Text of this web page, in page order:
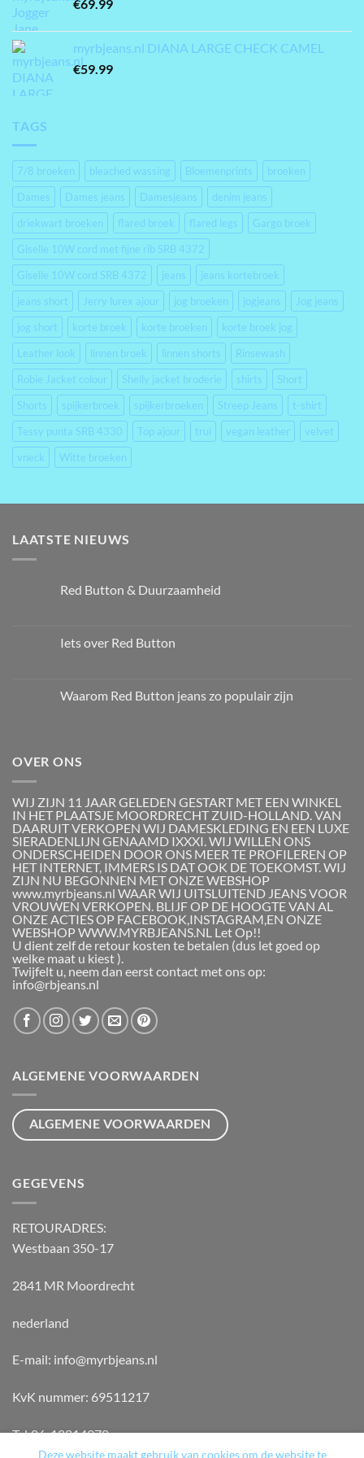
€69.99
myrbjeans.nl DIANA LARGE CHECK CAMEL
€59.99
TAGS
7/8 broeken bleached wassing Bloemenprints
broeken
Dames
Dames jeans Damesjeans
denim jeans
driekwart broeken
flared broek flared legs
Gargo broek
Giselle 10W cord met fijne rib SRB 4372
Giselle 10W cord SRB 4372
jeans
jeans kortebroek
jeans short
Jerry lurex ajour jog broeken jogjeans
Jog jeans
jog short
korte broek korte broeken
korte broek jog
Leather look
linnen broek linnen shorts
Rinsewash
Robie Jacket colour
Shelly jacket broderie shirts
Short
Shorts
spijkerbroek spijkerbroeken Streep Jeans
t-shirt
Tessy punta SRB 4330
Top ajour trui vegan leather
velvet
vneck
Witte broeken
LAATSTE NIEUWS
Red Button & Duurzaamheid
Iets over Red Button
Waarom Red Button jeans zo populair zijn
OVER ONS
WIJ ZIJN 11 JAAR GELEDEN GESTART MET EEN WINKEL
IN HET PLAATSJE MOORDRECHT ZUID-HOLLAND. VAN
DAARUIT VERKOPEN WIJ DAMESKLEDING EN EEN LUXE
SIERADENLIJN GENAAMD IXXXI. WIJ WILLEN ONS
ONDERSCHEIDEN DOOR ONS MEER TE PROFILEREN OP
HET INTERNET, IMMERS IS DAT OOK DE TOEKOMST. WIJ
ZIJN NU BEGONNEN MET ONZE WEBSHOP
www.myrbjeans.nl WAAR WIJ UITSLUITEND JEANS VOOR
VROUWEN VERKOPEN. BLIJF OP DE HOOGTE VAN AL
ONZE ACTIES OP FACEBOOK,INSTAGRAM,EN ONZE
WEBSHOP WWW.MYRBJEANS.NL Let Op!!
U dient zelf de retour kosten te betalen (dus let goed op
welke maat u kiest ).
Twijfelt u, neem dan eerst contact met ons op:
info@rbjeans.nl
ALGEMENE VOORWAARDEN
ALGEMENE VOORWAARDEN
GEGEVENS
RETOURADRES:
Westbaan 350-17
2841 MR Moordrecht
nederland
E-mail: info@myrbjeans.nl
KvK nummer: 69511217
Tel:06-18814970
Deze website maakt gebruik van cookies om de website te